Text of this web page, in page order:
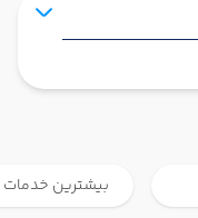
ماهان
بیشترین خدمات